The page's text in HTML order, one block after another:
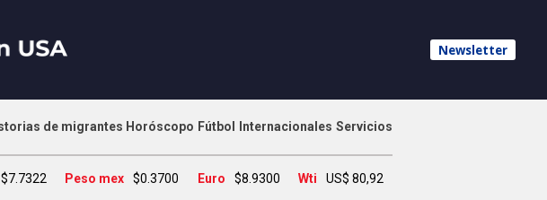
Newsletter
de migrantes Horóscopo Fútbol Internacionales Servicios
$7.7322 Peso mex $0.3700 Euro $8.9300 Wti US$ 80,92